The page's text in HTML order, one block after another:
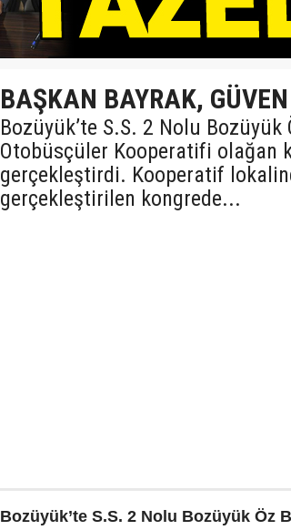
BAŞKAN BAYRAK,
Bozüyük’te S.S. 2 Nolu Bozüyük
Otobüsçüler Kooperatifi olağan
gerçekleştirdi. Kooperatif
gerçekleştirilen kongrede...
Bozüyük’te S.S. 2 Nolu Bozüyük Öz